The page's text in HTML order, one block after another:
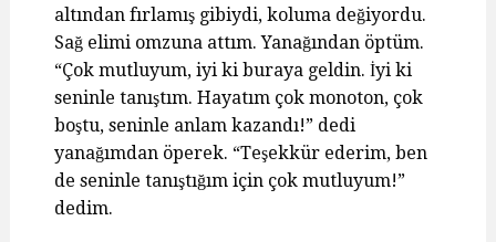
altından fırlamış gibiydi, koluma değiyordu.
Sağ elimi omzuna attım. Yanağından öptüm.
“Çok mutluyum, iyi ki buraya geldin. İyi ki
seninle tanıştım. Hayatım çok monoton, çok
boştu, seninle anlam kazandı!” dedi
yanağımdan öperek. “Teşekkür ederim, ben
de seninle tanıştığım için çok mutluyum!”
dedim.